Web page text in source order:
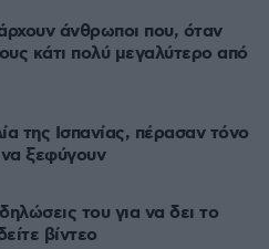
άνθρωποι που, όταν
κάτι πολύ μεγαλύτερο από
της Ισπανίας, πέρασαν τόνο
να ξεφύγουν
του για να δει το
βίντεο